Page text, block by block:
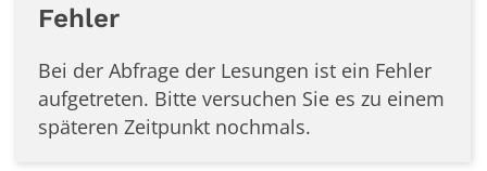
Fehler
Bei der Abfrage der Lesungen ist ein Fehler
aufgetreten. Bitte versuchen Sie es zu einem
späteren Zeitpunkt nochmals.